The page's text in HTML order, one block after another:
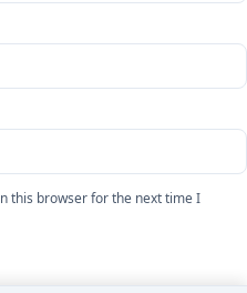
this browser for the next time I